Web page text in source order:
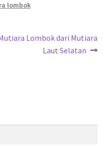
lombok
Lombok dari Mutiara
Laut Selatan